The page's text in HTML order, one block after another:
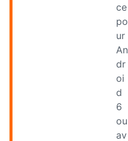
ce
po
ur
An
dr
oi
d
6
ou
av